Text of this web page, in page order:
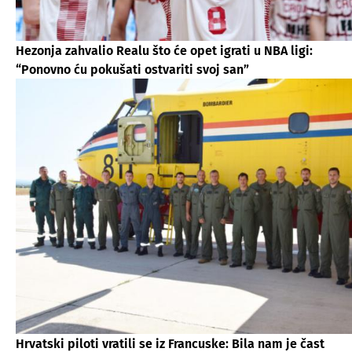
Hezonja zahvalio Realu što će opet igrati u NBA ligi:
“Ponovno ću pokušati ostvariti svoj san”
Hrvatski piloti vratili se iz Francuske: Bila nam je čast